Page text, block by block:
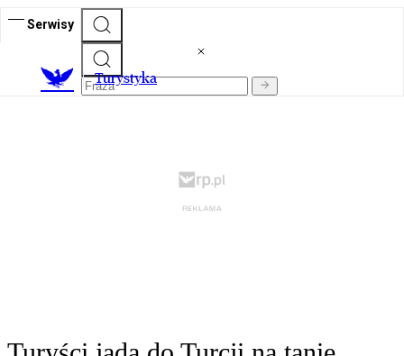
Serwisy
Turystyka